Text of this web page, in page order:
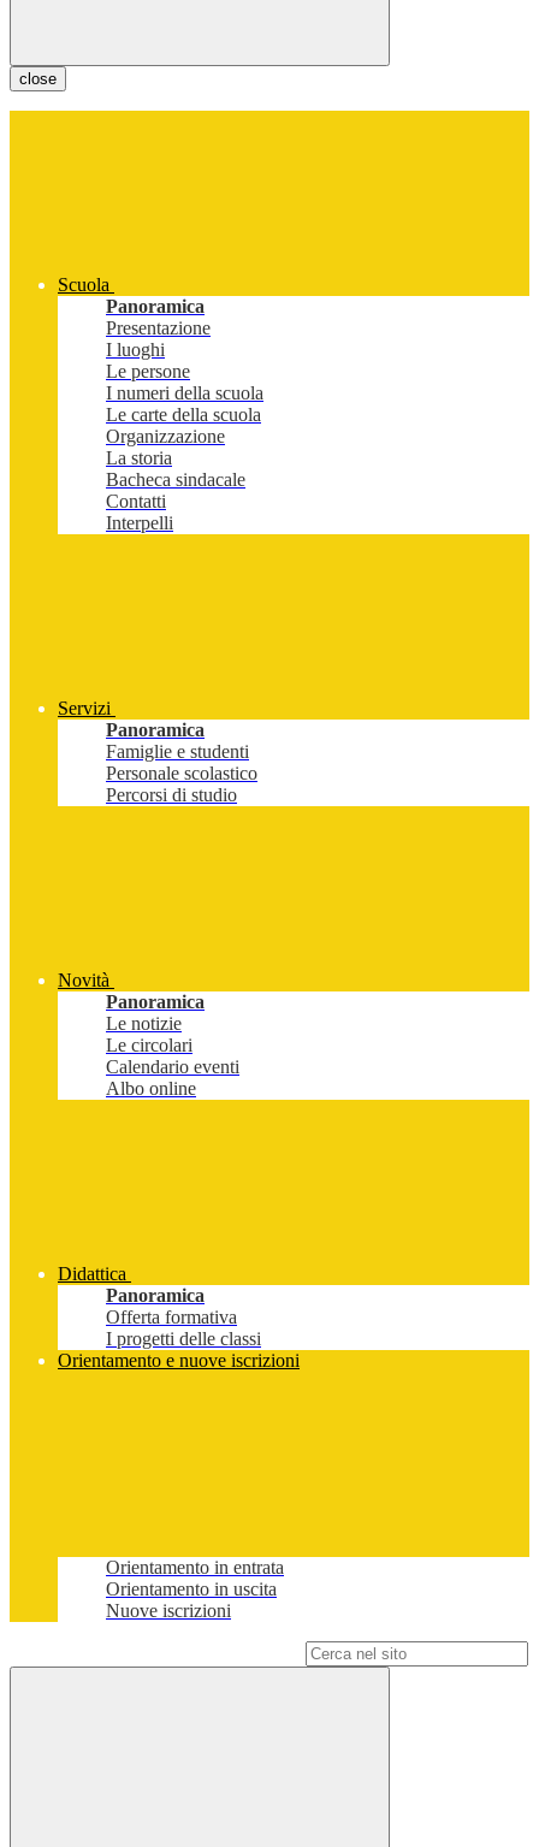
close
Scuola
Panoramica
Presentazione
I luoghi
Le persone
I numeri della scuola
Le carte della scuola
Organizzazione
La storia
Bacheca sindacale
Contatti
Interpelli
Servizi
Panoramica
Famiglie e studenti
Personale scolastico
Percorsi di studio
Novità
Panoramica
Le notizie
Le circolari
Calendario eventi
Albo online
Didattica
Panoramica
Offerta formativa
I progetti delle classi
Orientamento e nuove iscrizioni
Orientamento in entrata
Orientamento in uscita
Nuove iscrizioni